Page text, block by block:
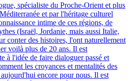
spécialiste du Proche-Orient et plus
et par l'héritage culturel
intime de ces régions, de
(Israël, Jordanie, mais aussi Italie,
conter des histoires, l'ont naturellement
voilà plus de 20 ans. Il est
à l'idée de faire dialoguer passé et
les croyances et mentalités des
encore pour nous. Il est